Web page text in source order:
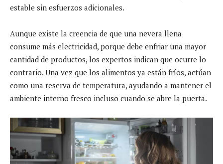
estable sin esfuerzos adicionales.
Aunque existe la creencia de que una nevera llena
consume más electricidad, porque debe enfriar una mayor
cantidad de productos, los expertos indican que ocurre lo
contrario. Una vez que los alimentos ya están fríos, actúan
como una reserva de temperatura, ayudando a mantener el
ambiente interno fresco incluso cuando se abre la puerta.